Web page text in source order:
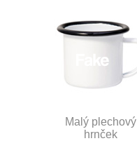
Malý plechový
hrnček